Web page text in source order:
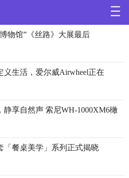
物馆”《丝路》大展最后
义生活，爱尔威Airwheel正在
静享自然声 索尼WH-1000XM6橄
「餐桌美学」系列正式揭晓